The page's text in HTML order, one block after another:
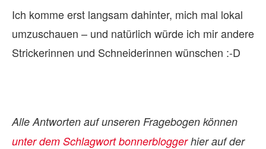
Ich komme erst langsam dahinter, mich mal lokal
umzuschauen – und natürlich würde ich mir andere
Strickerinnen und Schneiderinnen wünschen :-D
Alle Ant­wor­ten auf un­se­ren Fra­ge­bo­gen kön­nen
un­ter dem Schlag­wort bon­ner­blog­gerhier auf der